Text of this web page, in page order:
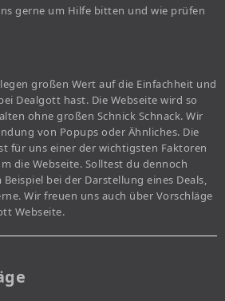
gerne um Hilfe bitten und wie prüfen
großen Wert auf die Einfachheit und
Dealgott hast. Die Webseite wird so
ohne großen Schnick Schnack. Wir
von Popups oder Ähnliches. Die
für uns einer der wichtigsten Faktoren
die Webseite. Solltest du dennoch
bei der Darstellung eines Deals,
Wir freuen uns auch über Vorschläge
Webseite.